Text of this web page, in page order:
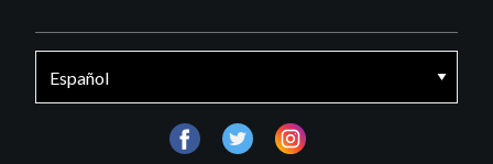
facebooktwitter instagram